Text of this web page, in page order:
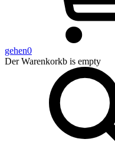
gehen0
Der Warenkorkb is empty